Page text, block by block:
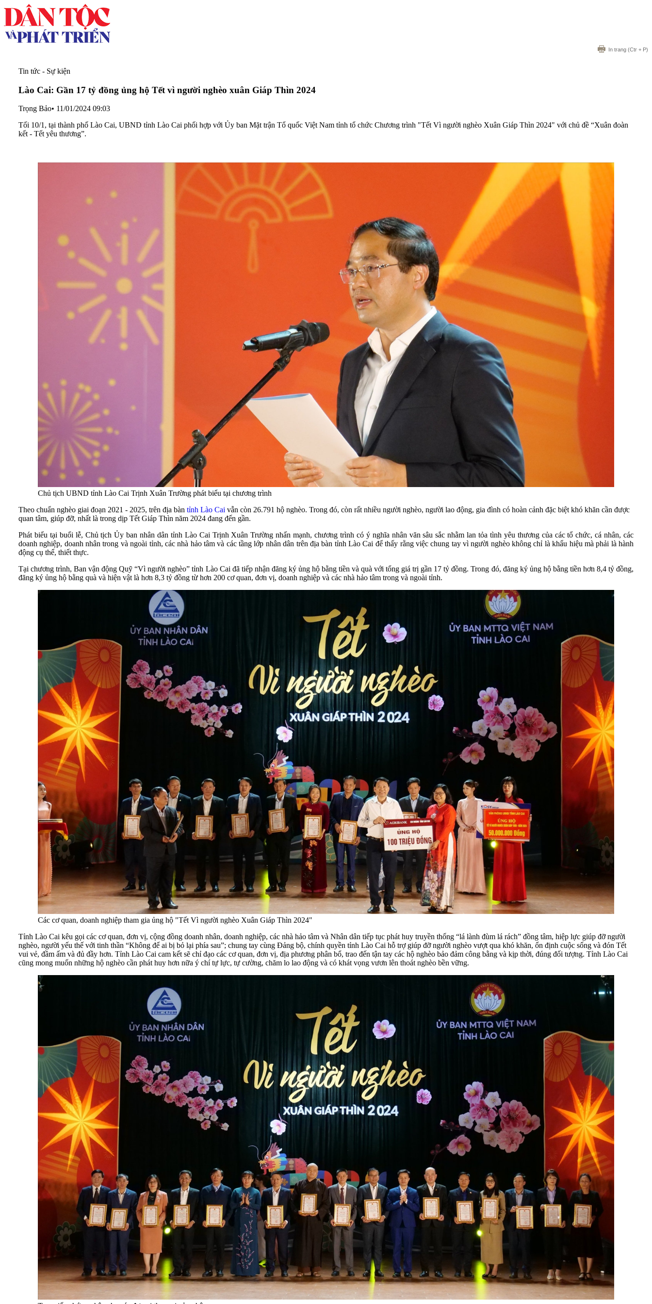
In trang (Ctr + P)
Tin tức - Sự kiện
Lào Cai: Gần 17 tỷ đồng ủng hộ Tết vì người nghèo xuân Giáp Thìn 2024
Trọng Bảo• 11/01/2024 09:03
Tối 10/1, tại thành phố Lào Cai, UBND tỉnh Lào Cai phối hợp với Ủy ban Mặt trận Tổ quốc Việt Nam tỉnh tổ chức Chương trình "Tết Vì người nghèo Xuân Giáp Thìn 2024" với chủ đề “Xuân đoàn
kết - Tết yêu thương”.
Chủ tịch UBND tỉnh Lào Cai Trịnh Xuân Trường phát biểu tại chương trình
Theo chuẩn nghèo giai đoạn 2021 - 2025, trên địa bàn tỉnh Lào Cai vẫn còn 26.791 hộ nghèo. Trong đó, còn rất nhiều người nghèo, người lao động, gia đình có hoàn cảnh đặc biệt khó khăn cần được
quan tâm, giúp đỡ, nhất là trong dịp Tết Giáp Thìn năm 2024 đang đến gần.
Phát biểu tại buổi lễ, Chủ tịch Ủy ban nhân dân tỉnh Lào Cai Trịnh Xuân Trường nhấn mạnh, chương trình có ý nghĩa nhân văn sâu sắc nhằm lan tỏa tình yêu thương của các tổ chức, cá nhân, các
doanh nghiệp, doanh nhân trong và ngoài tỉnh, các nhà hảo tâm và các tầng lớp nhân dân trên địa bàn tỉnh Lào Cai để thấy rằng việc chung tay vì người nghèo không chỉ là khẩu hiệu mà phải là hành
động cụ thể, thiết thực.
Tại chương trình, Ban vận động Quỹ “Vì người nghèo” tỉnh Lào Cai đã tiếp nhận đăng ký ủng hộ bằng tiền và quà với tổng giá trị gần 17 tỷ đồng. Trong đó, đăng ký ủng hộ bằng tiền hơn 8,4 tỷ đồng,
đăng ký ủng hộ bằng quà và hiện vật là hơn 8,3 tỷ đồng từ hơn 200 cơ quan, đơn vị, doanh nghiệp và các nhà hảo tâm trong và ngoài tỉnh.
Các cơ quan, doanh nghiệp tham gia ủng hộ "Tết Vì người nghèo Xuân Giáp Thìn 2024"
Tỉnh Lào Cai kêu gọi các cơ quan, đơn vị, cộng đồng doanh nhân, doanh nghiệp, các nhà hảo tâm và Nhân dân tiếp tục phát huy truyền thống “lá lành đùm lá rách” đồng tâm, hiệp lực giúp đỡ người
nghèo, người yếu thế với tinh thần “Không để ai bị bỏ lại phía sau”; chung tay cùng Đảng bộ, chính quyền tỉnh Lào Cai hỗ trợ giúp đỡ người nghèo vượt qua khó khăn, ổn định cuộc sống và đón Tết
vui vẻ, đầm ấm và đủ đầy hơn. Tỉnh Lào Cai cam kết sẽ chỉ đạo các cơ quan, đơn vị, địa phương phân bổ, trao đến tận tay các hộ nghèo bảo đảm công bằng và kịp thời, đúng đối tượng. Tỉnh Lào Cai
cũng mong muốn những hộ nghèo cần phát huy hơn nữa ý chí tự lực, tự cường, chăm lo lao động và có khát vọng vươn lên thoát nghèo bền vững.